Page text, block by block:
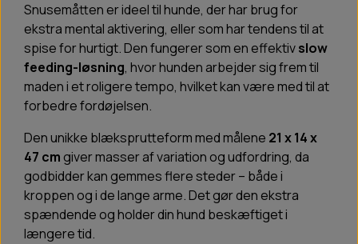
Snusemåtten er ideel til hunde, der har brug for
ekstra mental aktivering, eller som har tendens til at
spise for hurtigt. Den fungerer som en effektivslow
feeding-løsning, hvor hunden arbejder sig frem til
maden i et roligere tempo, hvilket kan være med til at
forbedre fordøjelsen.
Den unikke blæksprutteform med målene 21 x 14 x
47 cmgiver masser af variation og udfordring, da
godbidder kan gemmes flere steder – både i
kroppen og i de lange arme. Det gør den ekstra
spændende og holder din hund beskæftiget i
længere tid.